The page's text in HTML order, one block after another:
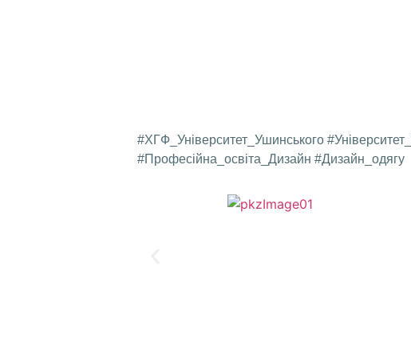
#ХГФ_Університет_Ушинського
#Професійна_освіта_Дизайн #Дизайн_одягу